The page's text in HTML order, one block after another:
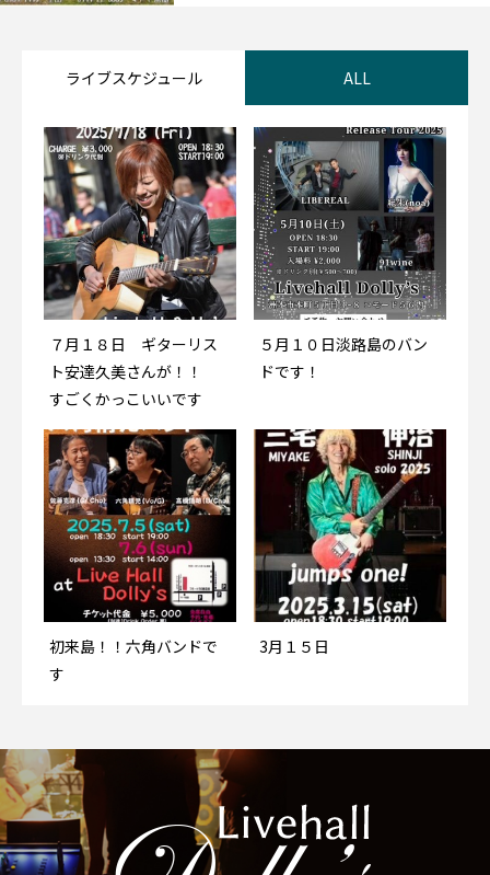
ライブスケジュール ALL
７月１８日 ギターリス
ト安達久美さんが！！
すごくかっこいいです
５月１０日淡路島のバン
ドです！
初来島！！六角バンドで
す
3月１５日
７月１８日 ギターリス
ト安達久美さんが！！
すごくかっこいいです
５月１０日淡路島のバン
ドです！
初来島！！六角バンドで
す
3月１５日